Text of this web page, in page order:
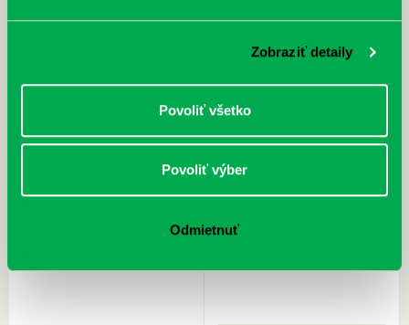
Zobraziť detaily
Povoliť všetko
Povoliť výber
Odmietnuť
Sprievodca po hviezdnej oblohe
kompletný sprievodca